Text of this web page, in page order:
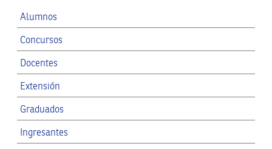
Alumnos
Concursos
Docentes
Extensión
Graduados
Ingresantes